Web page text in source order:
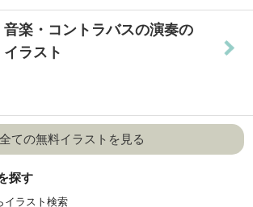
音楽・コントラバスの演奏の
イラスト
全ての無料イラストを見る
探す
イラスト検索